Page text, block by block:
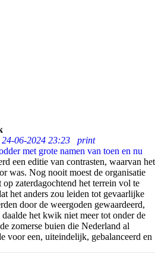
24-06-2024 23:23
print
met grote namen van toen en nu
een editie van contrasten, waarvan het
was. Nog nooit moest de organisatie
zaterdagochtend het terrein vol te
het anders zou leiden tot gevaarlijke
door de weergoden gewaardeerd,
het kwik niet meer tot onder de
zomerse buien die Nederland al
voor een, uiteindelijk, gebalanceerd en